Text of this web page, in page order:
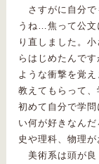
さすがに自分で
うね…焦って公文
り直しました。
らはじめたんで
ような衝撃を覚
教えてもらって
初めて自分で学
い何が好きなん
史や理科、物理が
美術系は頭が良